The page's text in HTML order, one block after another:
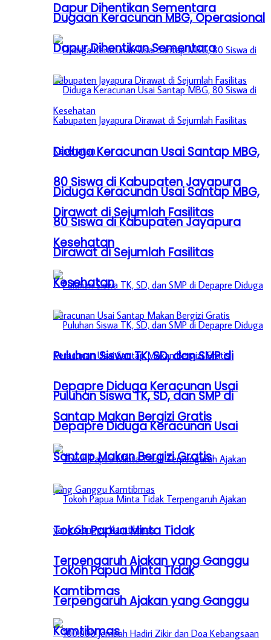
Dapur Dihentikan Sementara
Diduga Keracunan Usai Santap MBG,
80 Siswa di Kabupaten Jayapura
Dirawat di Sejumlah Fasilitas
Kesehatan
Puluhan Siswa TK, SD, dan SMP di
Depapre Diduga Keracunan Usai
Santap Makan Bergizi Gratis
Tokoh Papua Minta Tidak
Terpengaruh Ajakan yang Ganggu
Kamtibmas
Dugaan Keracunan MBG, Operasional
Dapur Dihentikan Sementara
Diduga Keracunan Usai Santap MBG,
80 Siswa di Kabupaten Jayapura
Dirawat di Sejumlah Fasilitas
Kesehatan
Puluhan Siswa TK, SD, dan SMP di
Depapre Diduga Keracunan Usai
Santap Makan Bergizi Gratis
Tokoh Papua Minta Tidak
Terpengaruh Ajakan yang Ganggu
Kamtibmas